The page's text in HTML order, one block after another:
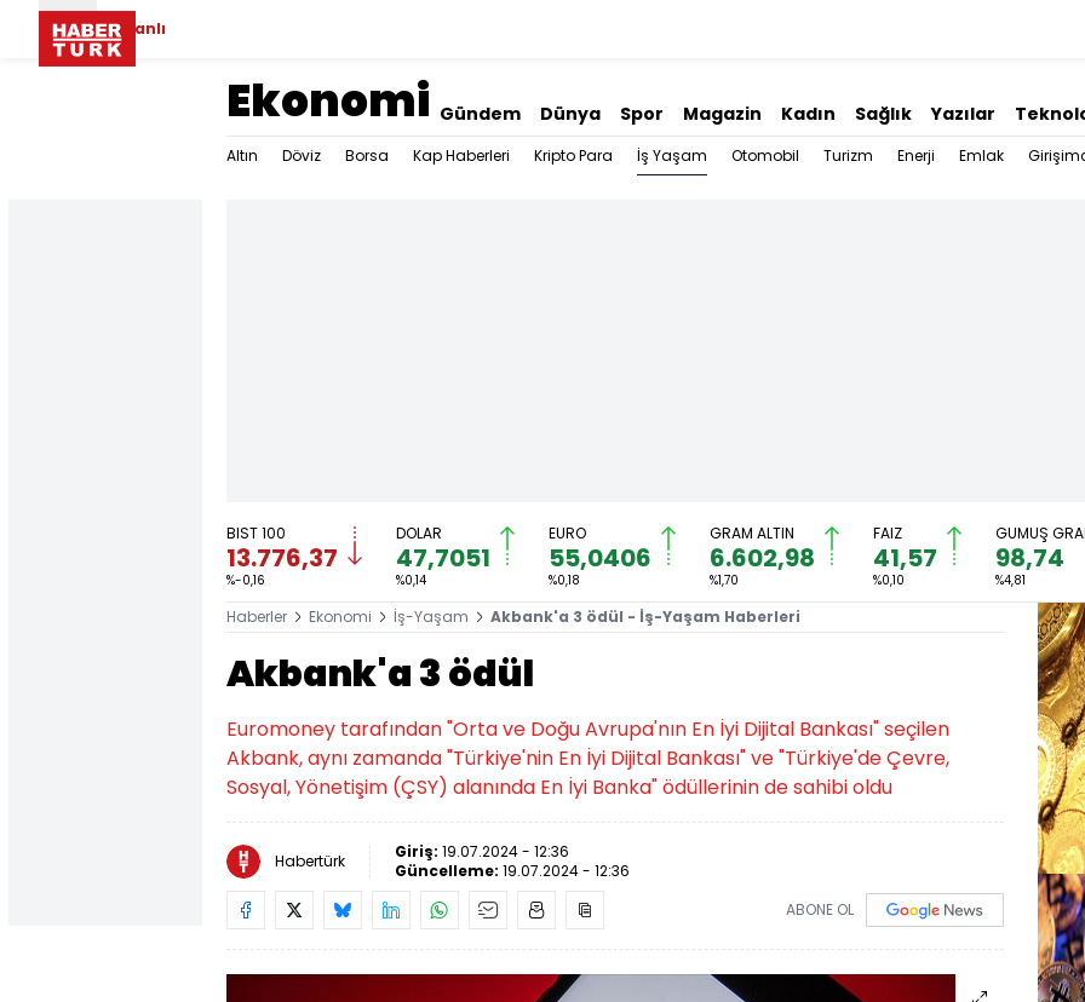
Canlı
Ekonomi Gündem Dünya Spor Magazin Kadın Sağlık Yazılar
Altın Döviz Borsa Kap Haberleri Kripto Para İş Yaşam Otomobil Turizm Enerji Emlak
BIST 100
13.776,37
%-0,16
DOLAR
47,7051
%0,14
EURO
55,0406
%0,18
GRAM ALTIN
6.602,98
%1,70
FAİZ
41,57
%0,10
GÜMÜŞ
98,74
%4,81
Haberler Ekonomi İş-Yaşam Akbank'a 3 ödül - İş-Yaşam Haberleri
Akbank'a 3 ödül
Euromoney tarafından "Orta ve Doğu Avrupa'nın En İyi Dijital Bankası" seçilen
Akbank, aynı zamanda "Türkiye'nin En İyi Dijital Bankası" ve "Türkiye'de Çevre,
Sosyal, Yönetişim (ÇSY) alanında En İyi Banka" ödüllerinin de sahibi oldu
Habertürk Giriş: 19.07.2024 - 12:36
Güncelleme: 19.07.2024 - 12:36
ABONE OL